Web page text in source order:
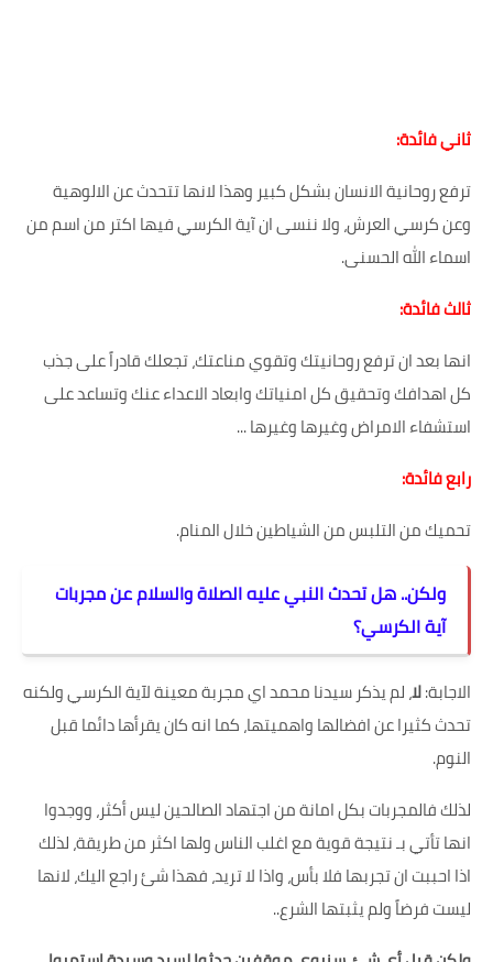
ثاني فائدة:
ترفع روحانية الانسان بشكل كبير وهذا لانها تتحدث عن الالوهية
وعن كرسي العرش، ولا ننسى ان آية الكرسي فيها اكتر من اسم من
اسماء الله الحسنى.
ثالث فائدة:
انها بعد ان ترفع روحانيتك وتقوي مناعتك، تجعلك قادراً على جذب
كل اهدافك وتحقيق كل امنياتك وابعاد الاعداء عنك وتساعد على
استشفاء الامراض وغيرها وغيرها ...
رابع فائدة:
تحميك من التلبس من الشياطين خلال المنام.
ولكن.. هل تحدث النبي عليه الصلاة والسلام عن مجربات
آية الكرسي؟
الاجابة:لا، لم يذكر سيدنا محمد اي مجربة معينة لآية الكرسي ولكنه
تحدث كثيرا عن افضالها واهميتها، كما انه كان يقرأها دائما قبل
النوم.
لذلك فالمجربات بكل امانة من اجتهاد الصالحين ليس أكثر، ووجدوا
انها تأتي بـ نتيجة قوية مع اغلب الناس ولها اكثر من طريقة، لذلك
اذا احببت ان تجربها فلا بأس، واذا لا تريد، فهذا شئ راجع اليك، لانها
ليست فرضاً ولم يثبتها الشرع..